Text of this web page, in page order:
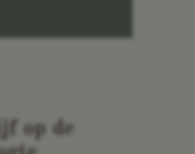
op de